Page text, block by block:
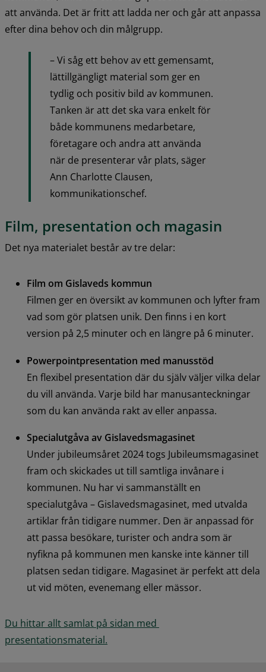
att använda. Det är fritt att ladda ner och går att anpassa
efter dina behov och din målgrupp.
– Vi såg ett behov av ett gemensamt,
lättillgängligt material som ger en
tydlig och positiv bild av kommunen.
Tanken är att det ska vara enkelt för
både kommunens medarbetare,
företagare och andra att använda
när de presenterar vår plats, säger
Ann Charlotte Clausen,
kommunikationschef.
Film, presentation och magasin
Det nya materialet består av tre delar:
Film om Gislaveds kommun
Filmen ger en översikt av kommunen och lyfter fram
vad som gör platsen unik. Den finns i en kort
version på 2,5 minuter och en längre på 6 minuter.
Powerpointpresentation med manusstöd
En flexibel presentation där du själv väljer vilka delar
du vill använda. Varje bild har manusanteckningar
som du kan använda rakt av eller anpassa.
Specialutgåva av Gislavedsmagasinet
Under jubileumsåret 2024 togs Jubileumsmagasinet
fram och skickades ut till samtliga invånare i
kommunen. Nu har vi sammanställt en
specialutgåva – Gislavedsmagasinet, med utvalda
artiklar från tidigare nummer. Den är anpassad för
att passa besökare, turister och andra som är
nyfikna på kommunen men kanske inte känner till
platsen sedan tidigare. Magasinet är perfekt att dela
ut vid möten, evenemang eller mässor.
Du hittar allt samlat på sidan med
presentationsmaterial.